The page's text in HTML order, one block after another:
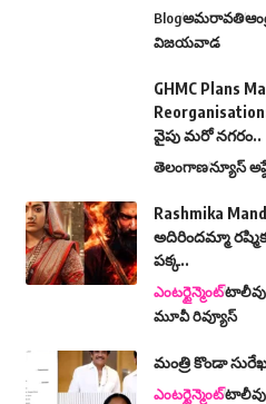
Blogఅమరావతి
విజయవాడ
GHMC Plans
వైపు మరో నగరం..
తెలంగాణన్యూస్
Rashmika
అదిరిందమ్మా
పక్క..
ఎంటర్టైన్మెంట్
మూవీ రివ్యూస్
మంత్రి కొండా
ఎంటర్టైన్మెంట్